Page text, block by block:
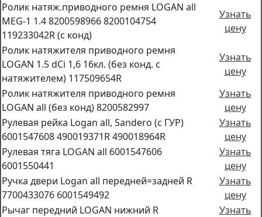
Ролик натяж.приводного ремня LOGAN all
MEG-1 1.4 8200598966 8200104754
119233042R (с конд)
Узнать
цену
Ролик натяжителя приводного ремня
LOGAN 1.5 dCi 1,6 16кл. (без конд. с
натяжителем) 117509654R
Узнать
цену
Ролик натяжителя приводного ремня
LOGAN all (без конд) 8200582997
Узнать
цену
Рулевая рейка Logan all, Sandero (c ГУР)
6001547608 490019371R 490018964R
Узнать
цену
Рулевая тяга LOGAN all 6001547606
6001550441
Узнать
цену
Ручка двери Logan all передней=задней R
7700433076 6001549492
Узнать
цену
Рычаг передний LOGAN нижний R
Узнать